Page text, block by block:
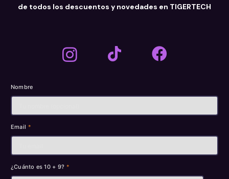
de todos los descuentos y novedades en TIGERTECH
Nombre
Email *
¿Cuánto es 10 + 9? *